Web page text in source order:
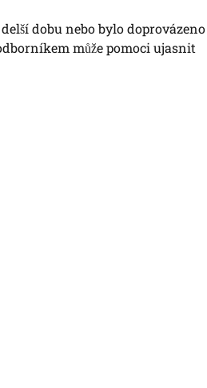
dobu nebo bylo doprovázeno
může pomoci ujasnit